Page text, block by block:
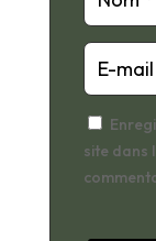
site dans